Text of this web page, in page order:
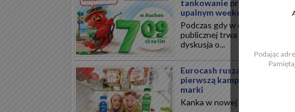
tankowanie przed
upalnym weekendem
Podczas gdy w debacie
publicznej trwa ożywiona
dyskusja o...
Eurocash rusza z
pierwszą kampanią 360°
marki
Kanka w nowej odsłonie...
Podając